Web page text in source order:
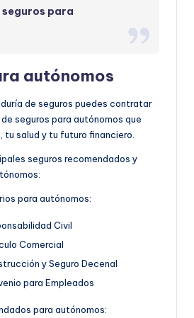
para
autónomos
de seguros puedes contratar
seguros para autónomos que
salud y tu futuro financiero.
seguros recomendados y
para autónomos:
Civil
Comercial
y Seguro Decenal
para Empleados
para autónomos: